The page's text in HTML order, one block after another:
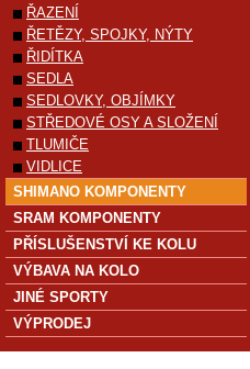
ŘAZENÍ
ŘETĚZY, SPOJKY, NÝTY
ŘIDÍTKA
SEDLA
SEDLOVKY, OBJÍMKY
STŘEDOVÉ OSY A SLOŽENÍ
TLUMIČE
VIDLICE
SHIMANO KOMPONENTY
SRAM KOMPONENTY
PŘÍSLUŠENSTVÍ KE KOLU
VÝBAVA NA KOLO
JINÉ SPORTY
VÝPRODEJ